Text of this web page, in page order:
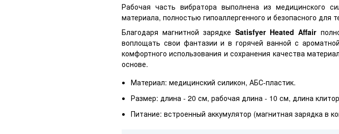
Рабочая часть вибратора выполнена из медицинского
материала, полностью гипоаллергенного и безопасного для
Благодаря магнитной зарядкеSatisfyer Heated Аffair
воплощать свои фантазии и в горячей ванной с
комфортного использования и сохранения качества
основе.
Материал: медицинский силикон, АБС-пластик.
Размер: длина - 20 см, рабочая длина - 10 см, длина
Питание: встроенный аккумулятор (магнитная зарядка в